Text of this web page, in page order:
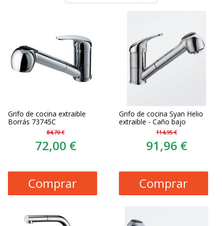
Grifo de cocina extraible
Borrás 73745C
84,70 €
72,00 €
Comprar
Grifo de cocina Syan Helio
extraible - Caño bajo
114,95 €
91,96 €
Comprar